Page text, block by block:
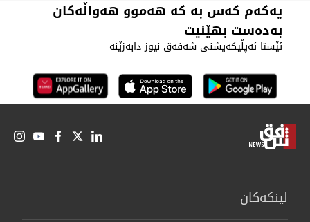
یەکەم کەس بە کە هەموو هەواڵەکان
بەدەست بهێنیت
ئێستا ئەپڵیکەیشنی شەفەق نیوز دابەزێنە
لینكەكان